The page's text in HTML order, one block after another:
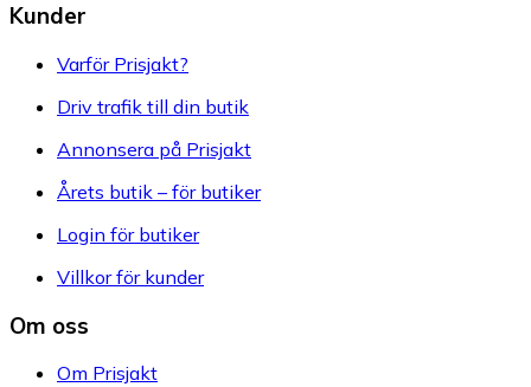
Kunder
Varför Prisjakt?
Driv trafik till din butik
Annonsera på Prisjakt
Årets butik – för butiker
Login för butiker
Villkor för kunder
Om oss
Om Prisjakt